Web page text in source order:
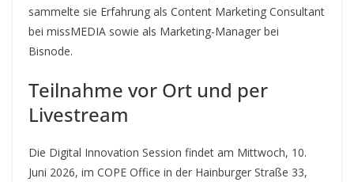
sammelte sie Erfahrung als Content Marketing Consultant
bei missMEDIA sowie als Marketing-Manager bei
Bisnode.
Teilnahme vor Ort und per
Livestream
Die Digital Innovation Session findet am Mittwoch, 10.
Juni 2026, im COPE Office in der Hainburger Straße 33,